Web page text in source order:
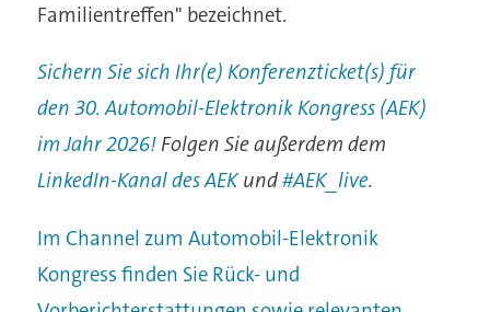
Familientreffen" bezeichnet.
Sichern Sie sich Ihr(e) Konferenzticket(s) für
den 30. Automobil-Elektronik Kongress (AEK)
im Jahr 2026! Folgen Sie außerdem dem
LinkedIn-Kanal des AEKund#AEK_live.
Im Channel zum Automobil-Elektronik
Kongress finden Sie Rück- und